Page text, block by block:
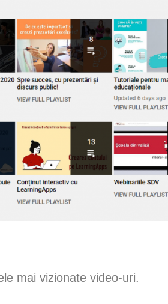
mai vizionate video-uri.